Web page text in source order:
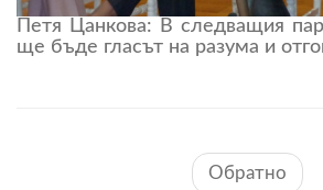
Петя Цанкова: В следващия
ще бъде гласът на разума и
Обратно